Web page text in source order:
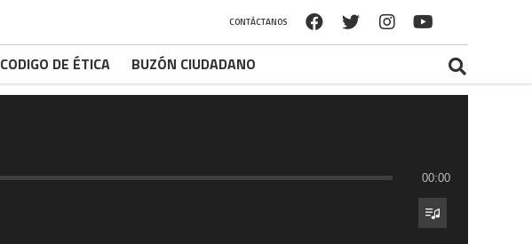
00:00
CONTÁCTANOS
CODIGO DE ÉTICA BUZÓN CIUDADANO